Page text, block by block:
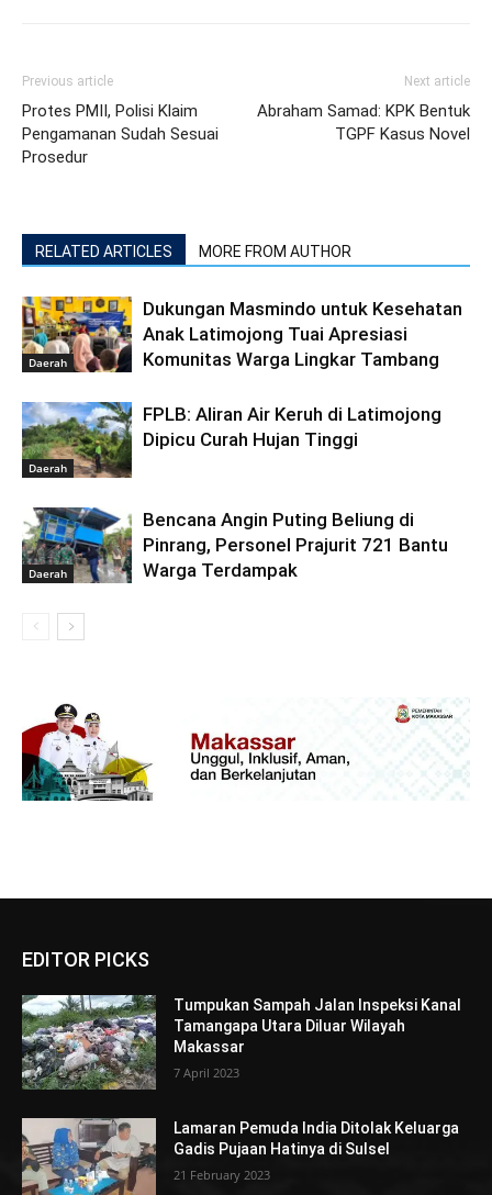
Previous article
Protes PMII, Polisi Klaim
Pengamanan Sudah Sesuai
Prosedur
Next article
Abraham Samad: KPK Bentuk
TGPF Kasus Novel
RELATED ARTICLES MORE FROM AUTHOR
Daerah
Dukungan Masmindo untuk Kesehatan
Anak Latimojong Tuai Apresiasi
Komunitas Warga Lingkar Tambang
Daerah
FPLB: Aliran Air Keruh di Latimojong
Dipicu Curah Hujan Tinggi
Daerah
Bencana Angin Puting Beliung di
Pinrang, Personel Prajurit 721 Bantu
Warga Terdampak
EDITOR PICKS
Tumpukan Sampah Jalan Inspeksi Kanal
Tamangapa Utara Diluar Wilayah
Makassar
7 April 2023
Lamaran Pemuda India Ditolak Keluarga
Gadis Pujaan Hatinya di Sulsel
21 February 2023